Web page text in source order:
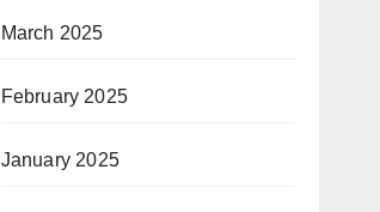
March 2025
February 2025
January 2025